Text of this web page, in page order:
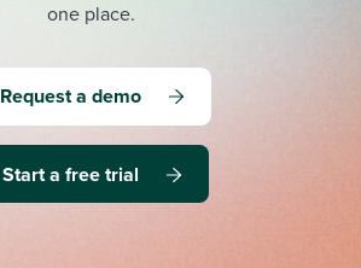
one place.
Request a demo
Start a free trial